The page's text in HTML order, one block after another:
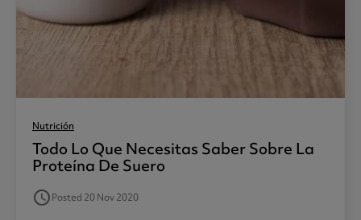
Nutrición
Todo Lo Que Necesitas Saber Sobre La
Proteína De Suero
access_timePosted 20 Nov 2020